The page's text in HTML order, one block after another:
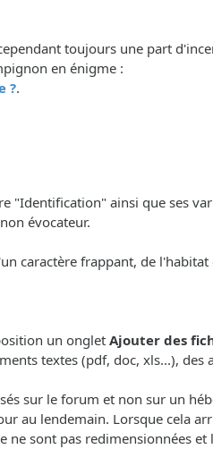
toujours une part
en énigme :
?.
"Identification" ainsi que ses
évocateur.
caractère frappant, de
un onglet Ajouter des
textes (pdf, doc, xls...), des
sur le forum et non sur un
au lendemain. Lorsque cela
ne sont pas redimensionnées